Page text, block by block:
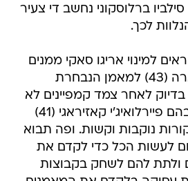
ברלוסקוני נחשב די צעיר
לכך.
למינוי אריגו סאקי ממנים
דווקא את צ'ירו פרארה (43) למאמן הנבחרת
לאחר צמד קמפיינים לא
מרשימים במיוחד שבהם פיירלואיג'י קאזיראגי (41)
נוקבות וקשות. ופה תבוא
לעשות הכל כדי לקדם את
ולתת להם לשחק בקבוצות